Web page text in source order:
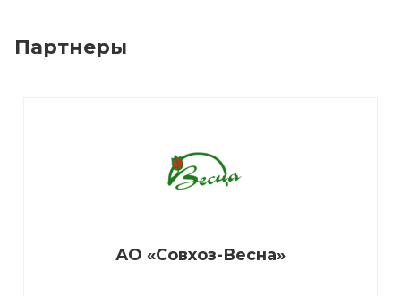
Партнеры
АО «Совхоз-Весна»